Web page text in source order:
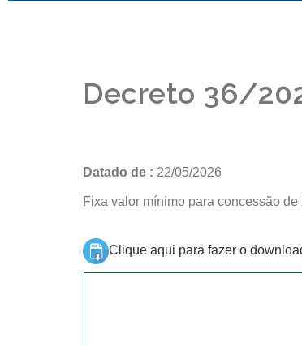
Decreto 36/
Datado de : 22/05/2026
Fixa valor mínimo para concessão
Clique aqui para fazer o